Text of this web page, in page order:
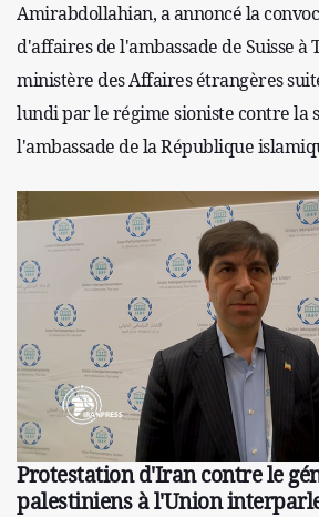
Amirabdollahian, a annoncé la
d'affaires de l'ambassade de Suisse à
ministère des Affaires étrangères
lundi par le régime sioniste contre la
l'ambassade de la République
Protestation d'Iran contre le
palestiniens à l'Union